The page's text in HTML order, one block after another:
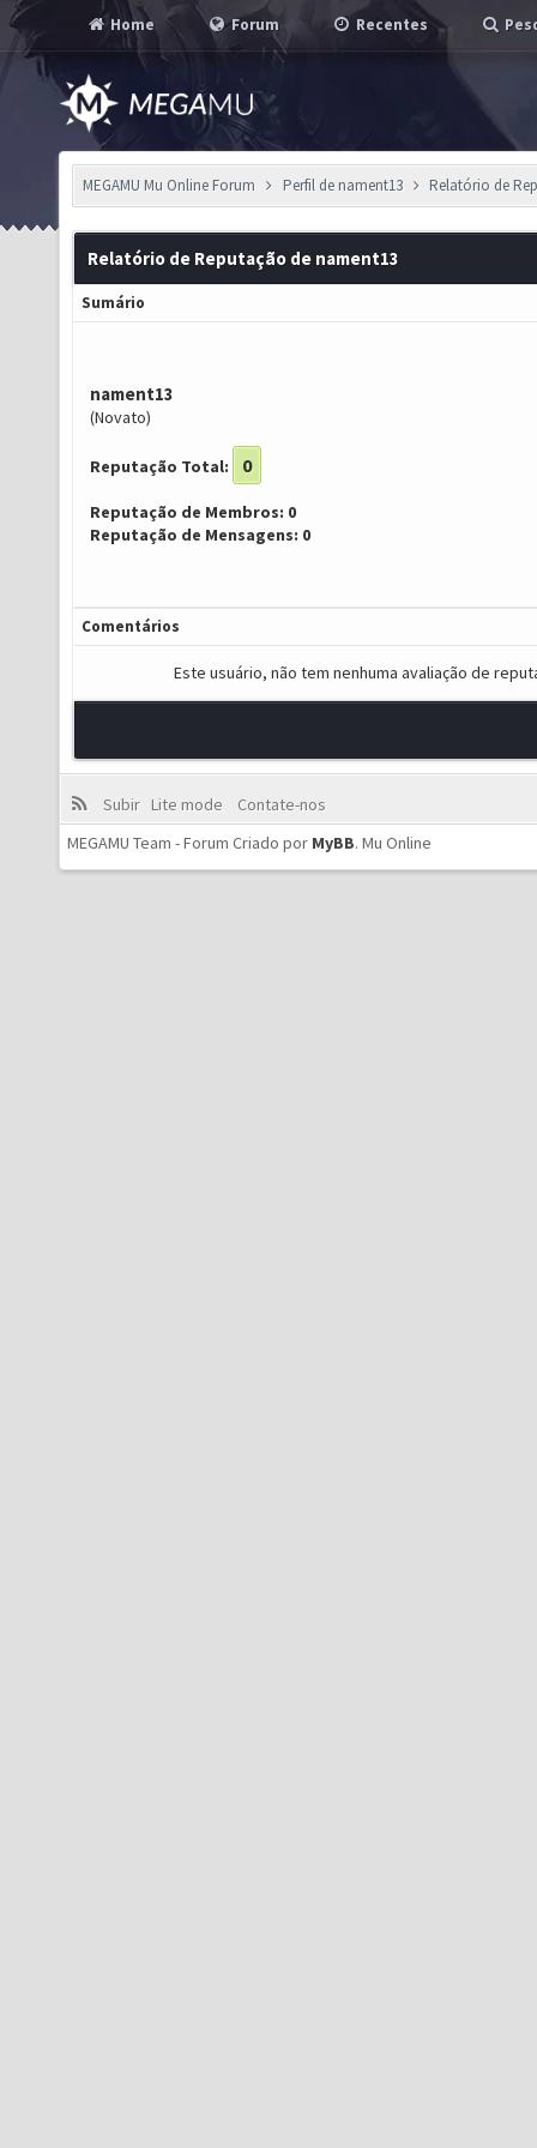
Home Forum Recentes
MEGAMU Mu Online Forum Perfil de nament13 Relatório de
Relatório de Reputação de nament13
Sumário
nament13
(Novato)
Reputação Total: 0
Reputação de Membros: 0
Reputação de Mensagens: 0
Comentários
Este usuário, não tem nenhuma avaliação de
Subir Lite mode
Contate-nos
MEGAMU Team - Forum Criado por MyBB. Mu Online